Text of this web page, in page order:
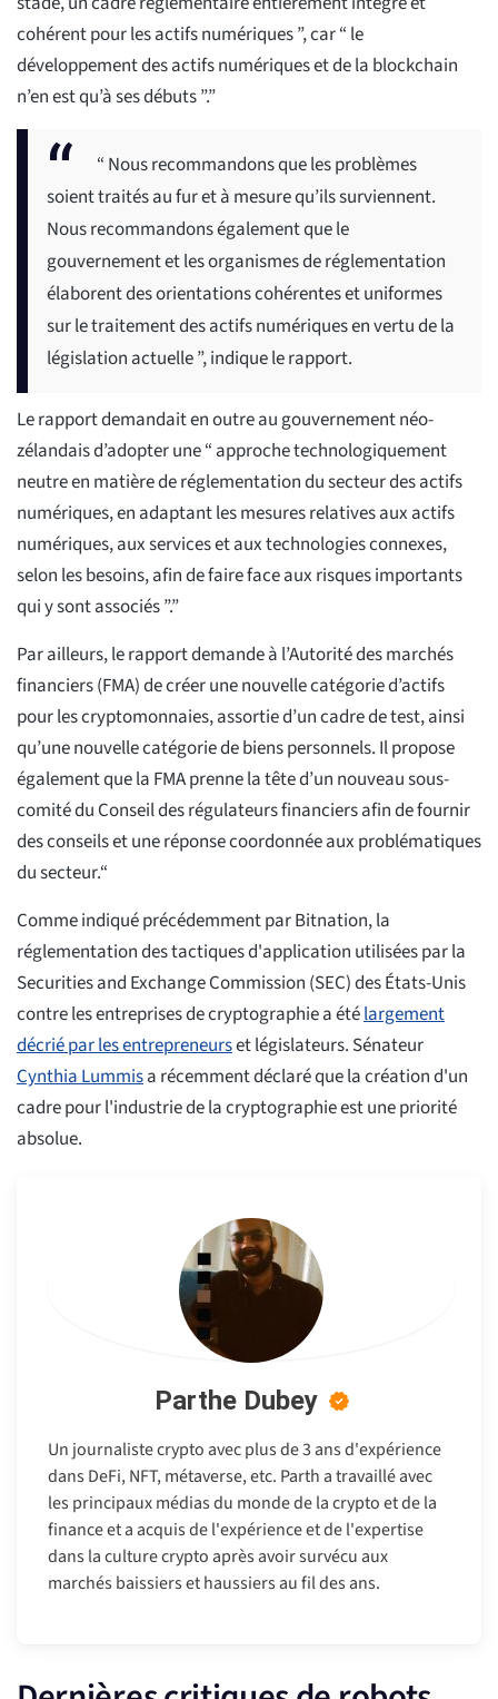
cohérent pour les actifs numériques ”, car “ le
développement des actifs numériques et de la blockchain
n’en est qu’à ses débuts ”.”
“ Nous recommandons que les problèmes
soient traités au fur et à mesure qu’ils surviennent.
Nous recommandons également que le
gouvernement et les organismes de réglementation
élaborent des orientations cohérentes et uniformes
sur le traitement des actifs numériques en vertu de la
législation actuelle ”, indique le rapport.
Le rapport demandait en outre au gouvernement néo-
zélandais d’adopter une “ approche technologiquement
neutre en matière de réglementation du secteur des actifs
numériques, en adaptant les mesures relatives aux actifs
numériques, aux services et aux technologies connexes,
selon les besoins, afin de faire face aux risques importants
qui y sont associés ”.”
Par ailleurs, le rapport demande à l’Autorité des marchés
financiers (FMA) de créer une nouvelle catégorie d’actifs
pour les cryptomonnaies, assortie d’un cadre de test, ainsi
qu’une nouvelle catégorie de biens personnels. Il propose
également que la FMA prenne la tête d’un nouveau sous-
comité du Conseil des régulateurs financiers afin de fournir
des conseils et une réponse coordonnée aux problématiques
du secteur.“
Comme indiqué précédemment par Bitnation, la
réglementation des tactiques d'application utilisées par la
Securities and Exchange Commission (SEC) des États-Unis
contre les entreprises de cryptographie a étélargement
décrié par les entrepreneurset législateurs. Sénateur
Cynthia Lummisa récemment déclaré que la création d'un
cadre pour l'industrie de la cryptographie est une priorité
absolue.
Parthe Dubey
Un journaliste crypto avec plus de 3 ans d'expérience
dans DeFi, NFT, métaverse, etc. Parth a travaillé avec
les principaux médias du monde de la crypto et de la
finance et a acquis de l'expérience et de l'expertise
dans la culture crypto après avoir survécu aux
marchés baissiers et haussiers au fil des ans.